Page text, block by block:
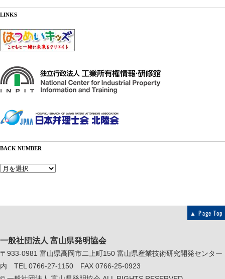
LINKS
BACK NUMBER
Back
▲ Page Top
一般社団法人 富山県発明協会
〒933-0981 富山県高岡市二上町150 富山県産業技術研究開発センター
内 TEL 0766-27-1150 FAX 0766-25-0923